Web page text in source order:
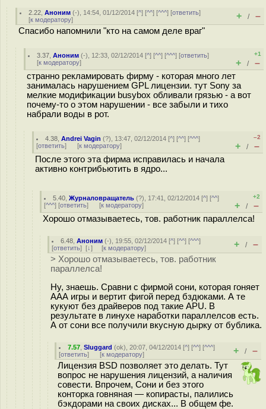
2.22 ,Аноним (-), 14:54, 01/12/2014 [^] [^^] [^^^] [ответить]
[к модератору] + / –
Спасибо напомнили "кто на самом деле враг"
3.37 ,Аноним (-), 12:33, 02/12/2014 [^] [^^] [^^^] [ответить]
[к модератору]
+1
+ / –
странно рекламировать фирму - которая много лет
занималась нарушением GPL лицензии. тут Sony за
мелкие модификации busybox обливали грязью - а вот
почему-то о этом нарушении - все забыли и тихо
набрали воды в рот.
4.38 ,Andrei Vagin (?), 13:47, 02/12/2014 [^] [^^] [^^^]
[ответить] [к модератору]
–2
+ / –
После этого эта фирма исправилась и начала
активно контрибьютить в ядро...
5.40 ,Журналовращатель (?), 17:41, 02/12/2014 [^] [^^]
[^^^] [ответить] [к модератору]
+2
+ / –
Хорошо отмазываетесь, тов. работник параллелса!
6.48 ,Аноним (-), 19:55, 02/12/2014 [^] [^^] [^^^]
[ответить] [↓] [к модератору] + / –
> Хорошо отмазываетесь, тов. работник
параллелса!
Ну, знаешь. Сравни с фирмой сони, которая гоняет
ААА игры и вертит фигой перед бздюками. А те
кукуют без драйверов под такие APU. В
результате в линухе наработки параллелсов есть.
А от сони все получили вкусную дырку от бублика.
7.57 ,Sluggard (ok), 20:07, 04/12/2014 [^] [^^] [^^^]
[ответить] [к модератору] + / –
Лицензия BSD позволяет это делать. Тут
вопрос не нарушения лицензий, а наличия
совести. Впрочем, Сони и без этого
конторка говняная — копирасты, палились
бэкдорами на своих дисках... В общем фе.